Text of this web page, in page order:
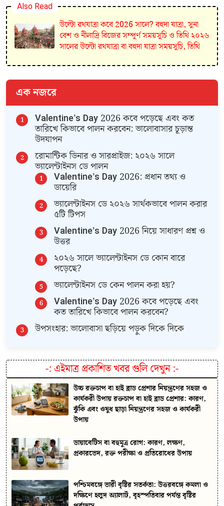
Also Read
উল্টো রথযাত্রা কবে 2026 সালে? বহুদা যাত্রা, সুনা
বেশ ও নীলাদ্রি বিজের সম্পূর্ণ সময়সূচি ও তিথি ২০২৬
সালের উল্টো রথযাত্রা বা বহুদা যাত্রা সময়সূচি, তিথি
এক নজরে
​Valentine’s Day 2026 কবে পড়েছে এবং কত
তারিখে কিভাবে পালন করবেন: ভালোবাসার চূড়ান্ত
উদযাপন
​রোমান্টিক ডিনার ও সারপ্রাইজ: ২০২৬ সালে
ভ্যালেন্টাইনস ডে পালন
​Valentine’s Day 2026: প্রধান তথ্য ও
ডায়েরি
ভ্যালেন্টাইনস ডে ২০২৬ সার্থকভাবে পালন করার
৫টি টিপস
​Valentine’s Day 2026 নিয়ে সাধারণ প্রশ্ন ও
উত্তর
​২০২৬ সালে ভ্যালেন্টাইনস ডে কোন বারে
পড়েছে?
​ভ্যালেন্টাইনস ডে কেন পালন করা হয়?
​Valentine’s Day 2026 কবে পড়েছে এবং
কত তারিখে কিভাবে পালন করবেন?
​উপসংহার: ভালোবাসা ছড়িয়ে পড়ুক দিকে দিকে
-: এইমাত্র প্রকাশিত খবর গুলি দেখুন:-
উচ্চ রক্তচাপ বা হাই ব্লাড প্রেশার নিয়ন্ত্রণের সহজ ও
কার্যকরী উপায় রক্তচাপ বা হাই ব্লাড প্রেশার: কারণ,
ঝুঁকি এবং ওষুধ ছাড়া নিয়ন্ত্রণের সহজ ও কার্যকরী
উপায়
ডায়াবেটিস বা বহুমূত্র রোগ: কারণ, লক্ষণ,
প্রকারভেদ, রক্ত পরীক্ষা ও প্রতিরোধের উপায়
পশ্চিমবঙ্গে ভারী বৃষ্টির সতর্কতা: উত্তরবঙ্গে কমলা ও
দক্ষিণে হলুদ অ্যালার্ট, বৃহস্পতিবার পর্যন্ত বৃষ্টির